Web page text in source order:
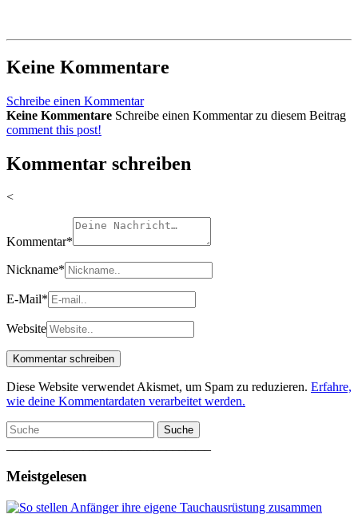
Keine Kommentare
Schreibe einen Kommentar
Keine Kommentare Schreibe einen Kommentar zu diesem Beitrag
comment this post!
Kommentar schreiben
<
Kommentar*
Nickname*
E-Mail*
Website
Diese Website verwendet Akismet, um Spam zu reduzieren. Erfahre,
wie deine Kommentardaten verarbeitet werden.
Suche
Meistgelesen